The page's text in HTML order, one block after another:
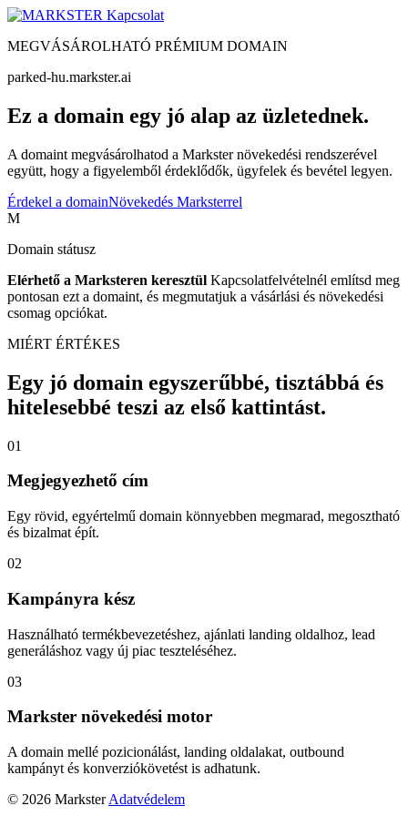
Kapcsolat
MEGVÁSÁROLHATÓ PRÉMIUM DOMAIN
parked-hu.markster.ai
Ez a domain egy jó alap az üzletednek.
A domaint megvásárolhatod a Markster növekedési rendszerével
együtt, hogy a figyelemből érdeklődők, ügyfelek és bevétel legyen.
Érdekel a domainNövekedés Marksterrel
M
Domain státusz
Elérhető a Marksteren keresztül Kapcsolatfelvételnél említsd meg
pontosan ezt a domaint, és megmutatjuk a vásárlási és növekedési
csomag opciókat.
MIÉRT ÉRTÉKES
Egy jó domain egyszerűbbé, tisztábbá és
hitelesebbé teszi az első kattintást.
01
Megjegyezhető cím
Egy rövid, egyértelmű domain könnyebben megmarad, megosztható
és bizalmat épít.
02
Kampányra kész
Használható termékbevezetéshez, ajánlati landing oldalhoz, lead
generáláshoz vagy új piac teszteléséhez.
03
Markster növekedési motor
A domain mellé pozicionálást, landing oldalakat, outbound
kampányt és konverziókövetést is adhatunk.
© 2026 Markster Adatvédelem